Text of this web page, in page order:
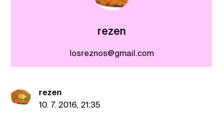
rezen
losreznos@gmail.com
rezen
10. 7. 2016, 21:35